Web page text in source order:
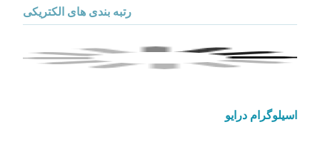
رتبه بندی های الکتریکی
اسیلوگرام درایو